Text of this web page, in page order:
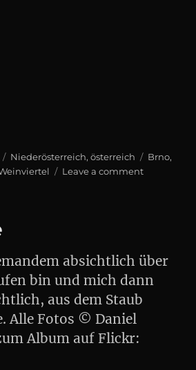
Categories
Niederösterreich,österreich Tags
Brno,
Leave a commenton
absichtlich über
bin und mich dann
aus dem Staub
Alle Fotos © Daniel
Album auf Flickr: